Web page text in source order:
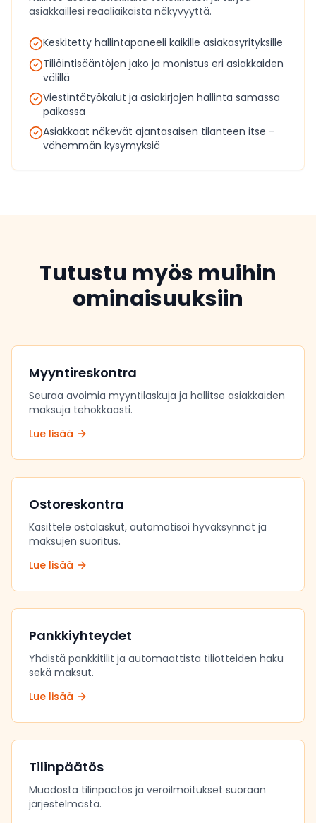
asiakkaillesi reaaliaikaista näkyvyyttä.
Keskitetty hallintapaneeli kaikille asiakasyrityksille
Tiliöintisääntöjen jako ja monistus eri asiakkaiden
välillä
Viestintätyökalut ja asiakirjojen hallinta samassa
paikassa
Asiakkaat näkevät ajantasaisen tilanteen itse –
vähemmän kysymyksiä
Tutustu myös muihin
ominaisuuksiin
Myyntireskontra
Seuraa avoimia myyntilaskuja ja hallitse asiakkaiden
maksuja tehokkaasti.
Lue lisää
Ostoreskontra
Käsittele ostolaskut, automatisoi hyväksynnät ja
maksujen suoritus.
Lue lisää
Pankkiyhteydet
Yhdistä pankkitilit ja automaattista tiliotteiden haku
sekä maksut.
Lue lisää
Tilinpäätös
Muodosta tilinpäätös ja veroilmoitukset suoraan
järjestelmästä.